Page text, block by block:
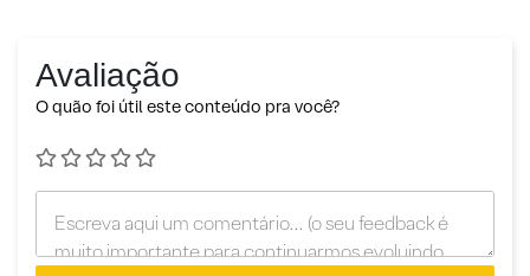
Avaliação
O quão foi útil este conteúdo pra você?